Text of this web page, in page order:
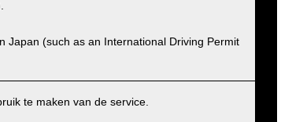
Japan (such as an International Driving Permit
te maken van de service.